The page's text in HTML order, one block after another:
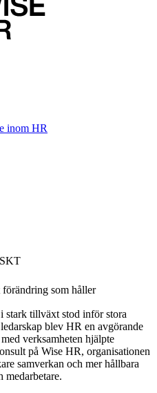
inom HR
som håller
stark tillväxt stod inför stora
blev HR en avgörande
verksamheten hjälpte
på Wise HR, organisationen
samverkan och mer hållbara
medarbetare.